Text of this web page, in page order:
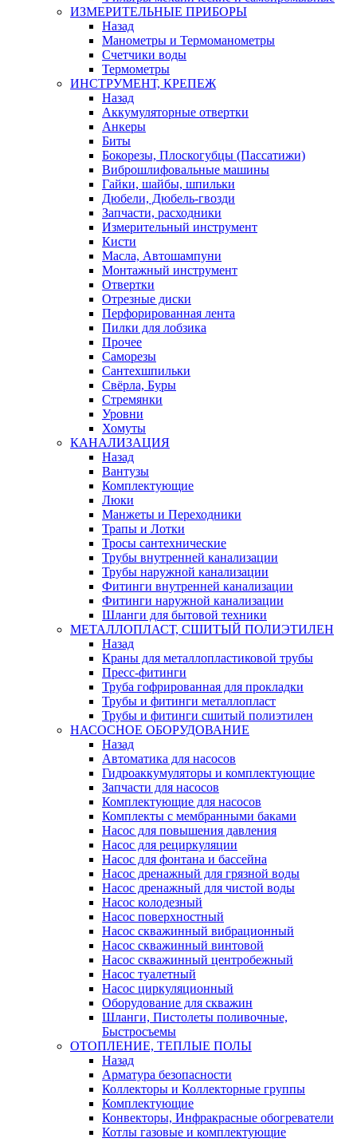
ИЗМЕРИТЕЛЬНЫЕ ПРИБОРЫ
Назад
Манометры и Термоманометры
Счетчики воды
Термометры
ИНСТРУМЕНТ, КРЕПЕЖ
Назад
Аккумуляторные отвертки
Анкеры
Биты
Бокорезы, Плоскогубцы (Пассатижи)
Виброшлифовальные машины
Гайки, шайбы, шпильки
Дюбели, Дюбель-гвозди
Запчасти, расходники
Измерительный инструмент
Кисти
Масла, Автошампуни
Монтажный инструмент
Отвертки
Отрезные диски
Перфорированная лента
Пилки для лобзика
Прочее
Саморезы
Сантехшпильки
Свёрла, Буры
Стремянки
Уровни
Хомуты
КАНАЛИЗАЦИЯ
Назад
Вантузы
Комплектующие
Люки
Манжеты и Переходники
Трапы и Лотки
Тросы сантехнические
Трубы внутренней канализации
Трубы наружной канализации
Фитинги внутренней канализации
Фитинги наружной канализации
Шланги для бытовой техники
МЕТАЛЛОПЛАСТ, СШИТЫЙ ПОЛИЭТИЛЕН
Назад
Краны для металлопластиковой трубы
Пресс-фитинги
Труба гофрированная для прокладки
Трубы и фитинги металлопласт
Трубы и фитинги сшитый полиэтилен
НАСОСНОЕ ОБОРУДОВАНИЕ
Назад
Автоматика для насосов
Гидроаккумуляторы и комплектующие
Запчасти для насосов
Комплектующие для насосов
Комплекты с мембранными баками
Насос для повышения давления
Насос для рециркуляции
Насос для фонтана и бассейна
Насос дренажный для грязной воды
Насос дренажный для чистой воды
Насос колодезный
Насос поверхностный
Насос скважинный вибрационный
Насос скважинный винтовой
Насос скважинный центробежный
Насос туалетный
Насос циркуляционный
Оборудование для скважин
Шланги, Пистолеты поливочные,
Быстросъемы
ОТОПЛЕНИЕ, ТЕПЛЫЕ ПОЛЫ
Назад
Арматура безопасности
Коллекторы и Коллекторные группы
Комплектующие
Конвекторы, Инфракрасные обогреватели
Котлы газовые и комплектующие